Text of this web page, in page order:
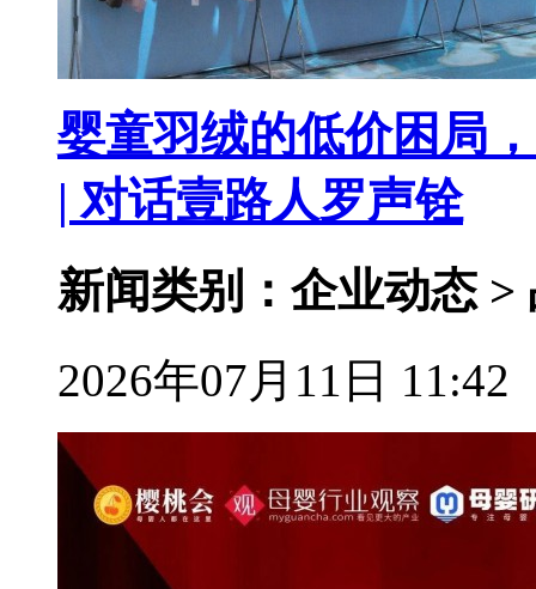
婴童羽绒的低价困局
| 对话壹路人罗声铨
新闻类别：企业动态 >
2026年07月11日 11:42